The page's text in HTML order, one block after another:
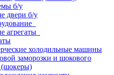
б/у
двери б/у
агрегаты
холодильные машины
заморозки и шокового
(шокеры)